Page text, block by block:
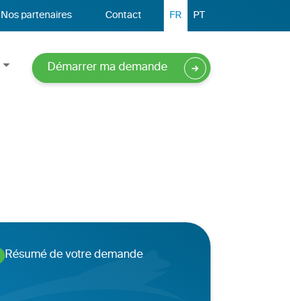
Nos partenaires Contact FR PT
Démarrer ma demande
Résumé de votre demande